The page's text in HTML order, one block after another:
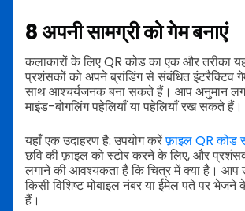
8अपनी सामग्री को गेम बनाएं
कलाकारों के लिए QR कोड का एक और तरीका
प्रशंसकों को अपने ब्रांडिंग से संबंधित
साथ आश्चर्यजनक बना सकते हैं। आप अनुमान
माइंड-बोगलिंग पहेलियाँ या पहेलियाँ रख सकते हैं।
यहाँ एक उदाहरण है: उपयोग करेंफ़ाइल QR कोड
छवि की फ़ाइल को स्टोर करने के लिए, और
लगाने की आवश्यकता है कि चित्र में क्या है। आप
किसी विशिष्ट मोबाइल नंबर या ईमेल पते पर
हैं।